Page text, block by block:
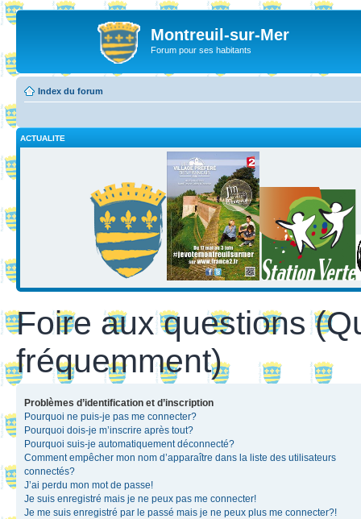
Montreuil-sur-Mer
Forum pour ses habitants
Index du forum
ACTUALITE
Foire aux questions
fréquemment)
Problèmes d’identification et d’inscription
Pourquoi ne puis-je pas me connecter?
Pourquoi dois-je m’inscrire après tout?
Pourquoi suis-je automatiquement déconnecté?
Comment empêcher mon nom d’apparaître dans la liste des utilisateurs
connectés?
J’ai perdu mon mot de passe!
Je suis enregistré mais je ne peux pas me connecter!
Je me suis enregistré par le passé mais je ne peux plus me connecter?!